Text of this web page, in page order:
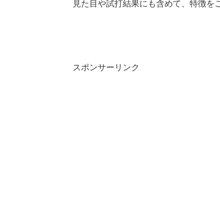
見た目や試打結果にも含めて、特徴を
スポンサーリンク